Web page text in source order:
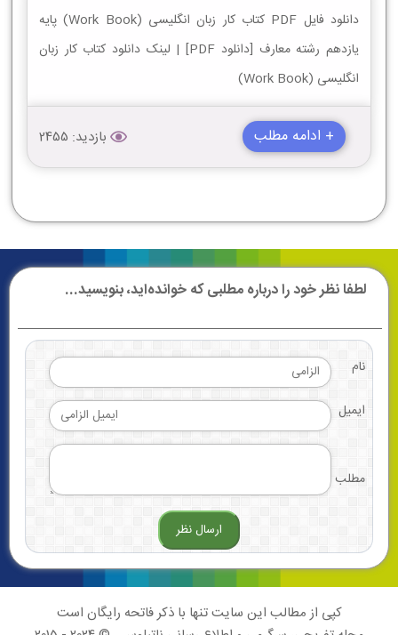
دانلود فایل PDF کتاب کار زبان انگلیسی (Work Book) پایه
یازدهم رشته معارف [دانلود PDF] | لینک دانلود کتاب کار زبان
انگلیسی (Work Book)
+ ادامه مطلب بازدید: 2455
لطفا نظر خود را درباره مطلبی که خوانده‌اید، بنویسید...
نام
ایمیل
مطلب
کپی از مطالب این سایت تنها با ذکر فاتحه رایگان است